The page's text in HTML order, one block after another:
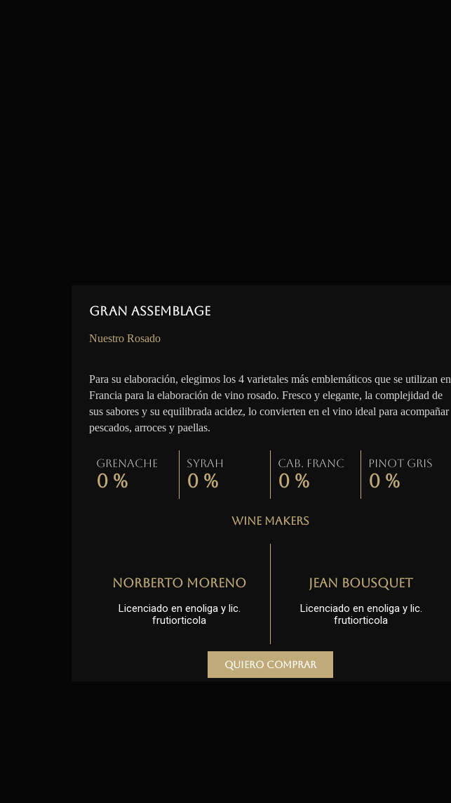
Gran Assemblage
Nuestro Rosado
Para su elaboración, elegimos los 4 varietales más emblemáticos que se utilizan en
Francia para la elaboración de vino rosado. Fresco y elegante, la complejidad de
sus sabores y su equilibrada acidez, lo convierten en el vino ideal para acompañar
pescados, arroces y paellas.
Grenache
0 %
Syrah
0 %
Cab. Franc
0 %
Pinot gris
0 %
Wine Makers
Norberto Moreno
Licenciado en enoliga y lic.
frutiorticola
Jean Bousquet
Licenciado en enoliga y lic.
frutiorticola
Quiero comprar